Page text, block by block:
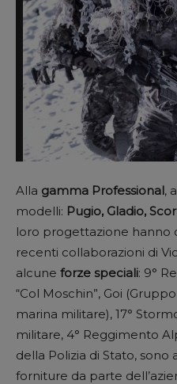
Alla gamma Professional,
modelli: Pugio, Gladio,
loro progettazione
recenti collaborazioni di
alcune forze speciali: 9°
“Col Moschin”, Goi
marina militare), 17°
militare, 4° Reggimento
della Polizia di Stato,
forniture da parte